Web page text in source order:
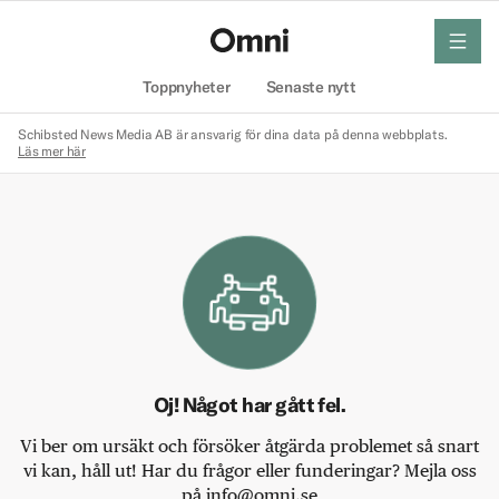
Toppnyheter Senaste nytt
meny
Schibsted News Media AB är ansvarig för dina data på denna webbplats.
Läs mer här
Oj! Något har gått fel.
Vi ber om ursäkt och försöker åtgärda problemet så snart
vi kan, håll ut! Har du frågor eller funderingar? Mejla oss